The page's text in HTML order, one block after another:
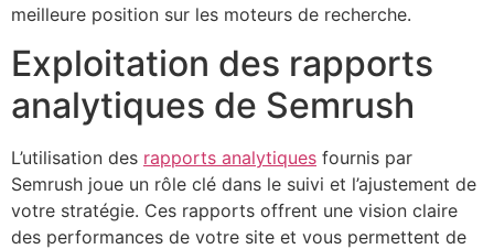
meilleure position sur les moteurs de recherche.
Exploitation des rapports
analytiques de Semrush
L’utilisation des rapports analytiques fournis par
Semrush joue un rôle clé dans le suivi et l’ajustement de
votre stratégie. Ces rapports offrent une vision claire
des performances de votre site et vous permettent de